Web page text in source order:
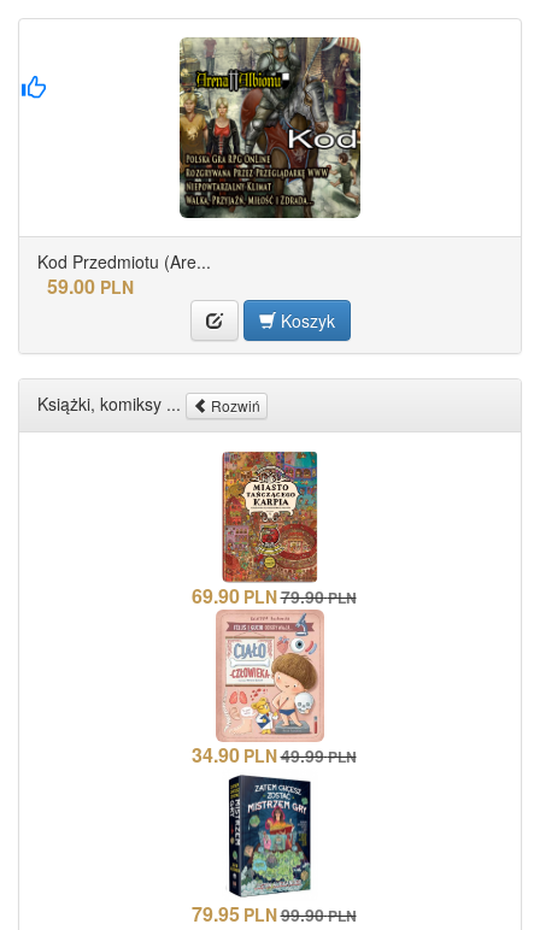
Kod Przedmiotu (Are...
59.00 PLN
Koszyk
Książki, komiksy ... Rozwiń
69.90 PLN79.90PLN
34.90 PLN49.99PLN
79.95 PLN99.90PLN